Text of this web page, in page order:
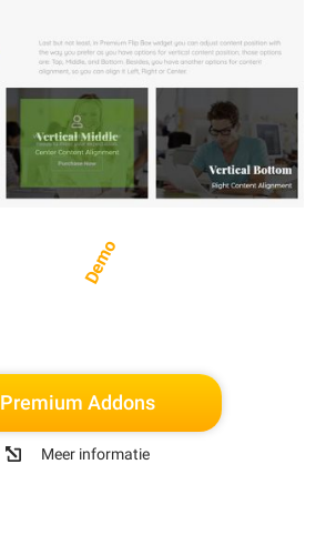
Demo
Premium Addons
Meer informatie